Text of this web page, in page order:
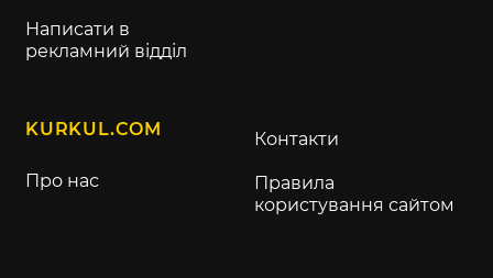
Написати в
рекламний відділ
KURKUL.COM
Про нас
Контакти
Правила
користування сайтом